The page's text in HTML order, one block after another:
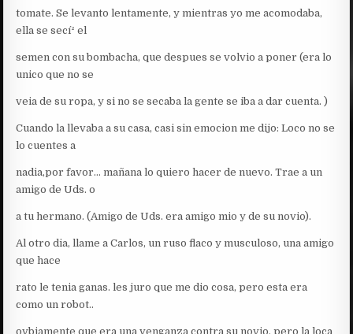
tomate. Se levanto lentamente, y mientras yo me acomodaba,
ella se secí² el
semen con su bombacha, que despues se volvio a poner (era lo
unico que no se
veia de su ropa, y si no se secaba la gente se iba a dar cuenta. )
Cuando la llevaba a su casa, casi sin emocion me dijo: Loco no se
lo cuentes a
nadia,por favor… mañana lo quiero hacer de nuevo. Trae a un
amigo de Uds. o
a tu hermano. (Amigo de Uds. era amigo mio y de su novio).
Al otro dia, llame a Carlos, un ruso flaco y musculoso, una amigo
que hace
rato le tenia ganas. les juro que me dio cosa, pero esta era
como un robot..
ovbiamente que era una venganza contra su novio, pero la loca